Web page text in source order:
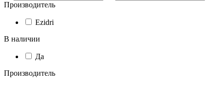
Производитель
Ezidri
В наличии
Да
Производитель